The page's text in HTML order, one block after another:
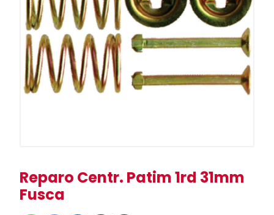
Reparo Centr. Patim 1rd 31mm
Fusca